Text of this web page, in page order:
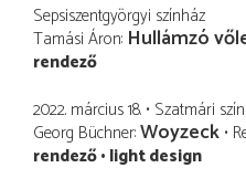
Sepsiszentgyörgyi színház
Tamási Áron Hullámzó
rendező
2022. március 18. Szatmári
Georg Büchner Woyzeck
rendező light design